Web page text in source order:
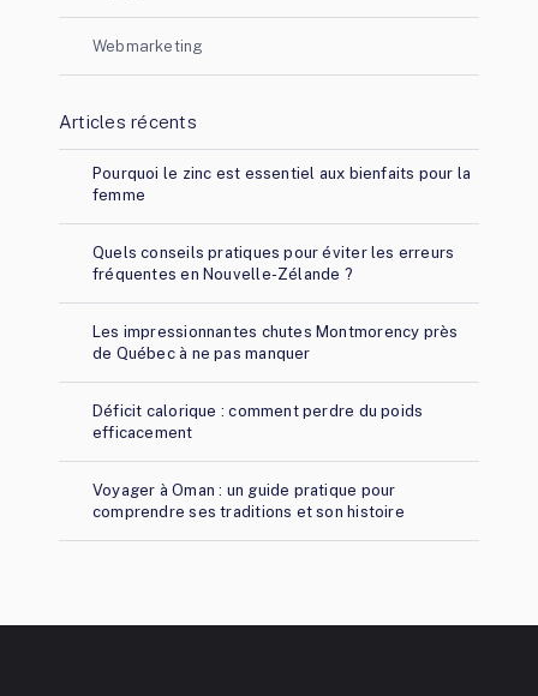
Webmarketing
Articles récents
Pourquoi le zinc est essentiel aux bienfaits pour la
femme
Quels conseils pratiques pour éviter les erreurs
fréquentes en Nouvelle-Zélande ?
Les impressionnantes chutes Montmorency près
de Québec à ne pas manquer
Déficit calorique : comment perdre du poids
efficacement
Voyager à Oman : un guide pratique pour
comprendre ses traditions et son histoire